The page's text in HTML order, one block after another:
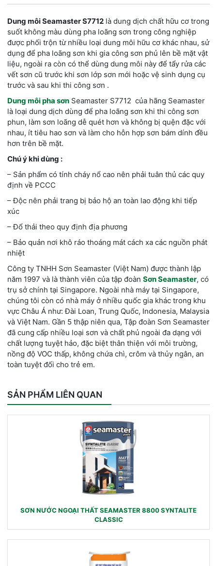
Dung môi Seamaster S7712 là dung dịch chất hữu cơ trong
suốt không màu dùng pha loãng sơn trong công nghiệp
được phối trộn từ nhiều loại dung môi hữu cơ khác nhau, sử
dụng để pha loãng sơn khi gia công sơn phủ lên bề mặt vật
liệu, ngoài ra còn có thể dùng dung môi này để tẩy rửa các
vết sơn cũ trước khi sơn lớp sơn mới hoặc vệ sinh dụng cụ
trước và sau khi thi công sơn .
Dung môi pha sơn Seamaster S7712 của hãng Seamaster
là loại dung dịch dùng để pha loãng sơn khi thi công sơn
phun, làm sơn loãng dễ quét hơn và không bị quện đặc với
nhau, ít tiêu hao sơn và làm cho hỗn hợp sơn bám dính đều
hơn trên bề mặt.
Chú ý khi dùng :
– Sản phẩm có tính cháy nổ cao nên phải tuân thủ các quy
định về PCCC
– Độc nên phải trang bị bảo hộ an toàn lao động khi tiếp
xúc
– Đổ thải theo quy định địa phương
– Bảo quản nơi khô ráo thoáng mát cách xa các nguồn phát
nhiệt
Công ty TNHH Sơn Seamaster (Việt Nam) được thành lập
năm 1997 và là thành viên của tập đoàn Sơn Seamaster, có
trụ sở chính tại Singapore. Ngoài nhà máy tại Singapore,
chúng tôi còn có nhà máy ở nhiều quốc gia khác trong khu
vực Châu Á như: Đài Loan, Trung Quốc, Indonesia, Malaysia
và Việt Nam. Gần 5 thập niên qua, Tập đoàn Sơn Seamaster
đã cung cấp nhiều loại sơn và chất phủ ngoài đa dạng với
chất lượng tuyệt hảo, đặc biệt thân thiện với môi trường,
nồng độ VOC thấp, không chứa chì, crôm và thủy ngân, an
toàn tuyệt đối cho trẻ em.
SẢN PHẨM LIÊN QUAN
SƠN NƯỚC NGOẠI THẤT SEAMASTER 8800 SYNTALITE
CLASSIC